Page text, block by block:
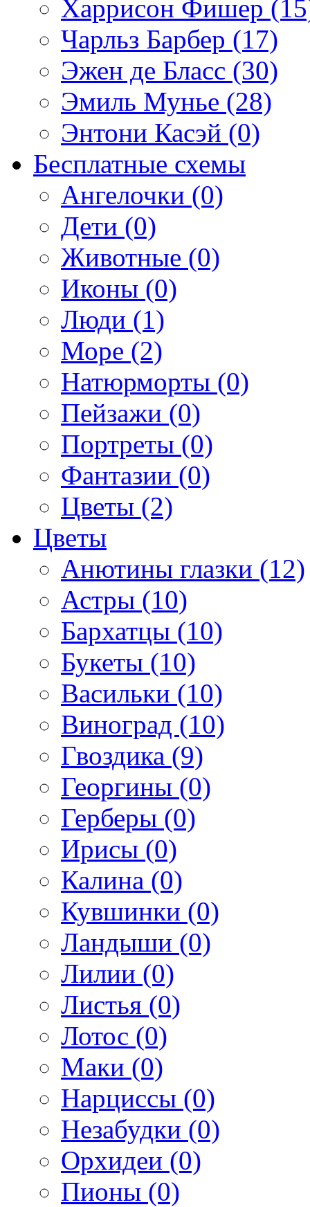
Харрисон Фишер
Чарльз Барбер (17)
Эжен де Бласс (30)
Эмиль Мунье (28)
Энтони Касэй (0)
Бесплатные схемы
Ангелочки (0)
Дети (0)
Животные (0)
Иконы (0)
Люди (1)
Море (2)
Натюрморты (0)
Пейзажи (0)
Портреты (0)
Фантазии (0)
Цветы (2)
Цветы
Анютины глазки (12)
Астры (10)
Бархатцы (10)
Букеты (10)
Васильки (10)
Виноград (10)
Гвоздика (9)
Георгины (0)
Герберы (0)
Ирисы (0)
Калина (0)
Кувшинки (0)
Ландыши (0)
Лилии (0)
Листья (0)
Лотос (0)
Маки (0)
Нарциссы (0)
Незабудки (0)
Орхидеи (0)
Пионы (0)